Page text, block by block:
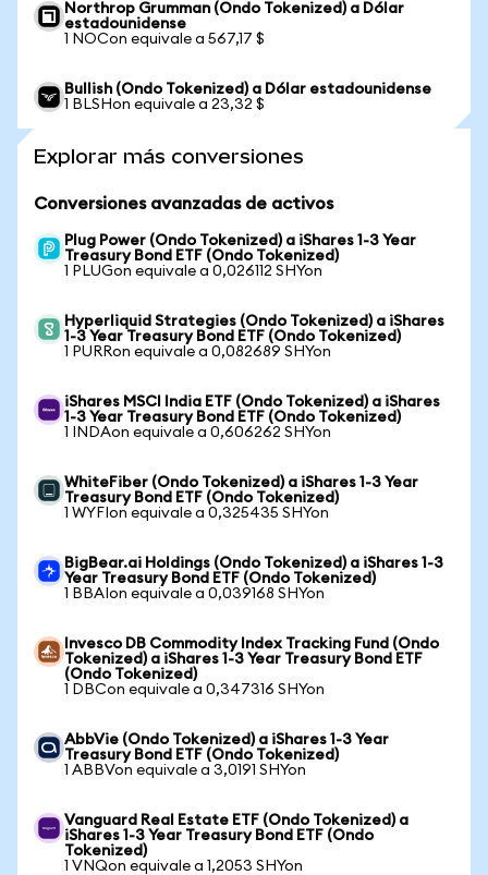
Northrop Grumman (Ondo Tokenized) a Dólar
estadounidense
1 NOCon equivale a 567,17 $
Bullish (Ondo Tokenized) a Dólar estadounidense
1 BLSHon equivale a 23,32 $
Explorar más conversiones
Conversiones avanzadas de activos
Plug Power (Ondo Tokenized) a iShares 1-3 Year
Treasury Bond ETF (Ondo Tokenized)
1 PLUGon equivale a 0,026112 SHYon
Hyperliquid Strategies (Ondo Tokenized) a iShares
1-3 Year Treasury Bond ETF (Ondo Tokenized)
1 PURRon equivale a 0,082689 SHYon
iShares MSCI India ETF (Ondo Tokenized) a iShares
1-3 Year Treasury Bond ETF (Ondo Tokenized)
1 INDAon equivale a 0,606262 SHYon
WhiteFiber (Ondo Tokenized) a iShares 1-3 Year
Treasury Bond ETF (Ondo Tokenized)
1 WYFIon equivale a 0,325435 SHYon
BigBear.ai Holdings (Ondo Tokenized) a iShares 1-3
Year Treasury Bond ETF (Ondo Tokenized)
1 BBAIon equivale a 0,039168 SHYon
Invesco DB Commodity Index Tracking Fund (Ondo
Tokenized) a iShares 1-3 Year Treasury Bond ETF
(Ondo Tokenized)
1 DBCon equivale a 0,347316 SHYon
AbbVie (Ondo Tokenized) a iShares 1-3 Year
Treasury Bond ETF (Ondo Tokenized)
1 ABBVon equivale a 3,0191 SHYon
Vanguard Real Estate ETF (Ondo Tokenized) a
iShares 1-3 Year Treasury Bond ETF (Ondo
Tokenized)
1 VNQon equivale a 1,2053 SHYon